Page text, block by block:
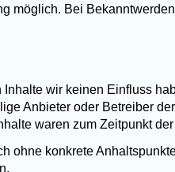
möglich. Bei
wir keinen Einfluss
Anbieter oder Betreiber
waren zum Zeitpunkt
ohne konkrete